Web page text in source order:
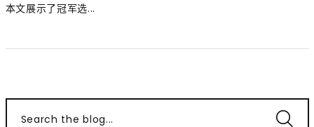
本文展示了冠军选...
Search the blog...